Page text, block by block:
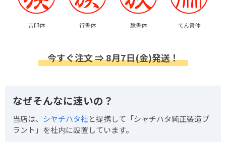
古印体 行書体 隷書体 てん書体
今すぐ注文 ⇒ 8月7日(金)発送！
なぜそんなに速いの？
当店は、 シヤチハタ社と提携して「シャチハタ純正製造プ
ラント」を社内に設置しています。